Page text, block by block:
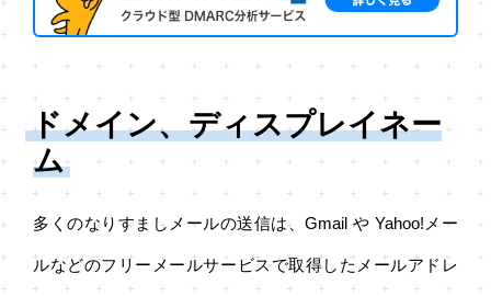
ドメイン、ディスプレイネー
ム
多くのなりすましメールの送信は、Gmail や Yahoo!メー
ルなどのフリーメールサービスで取得したメールアドレ